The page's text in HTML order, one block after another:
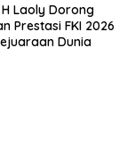
Laoly Dorong
Prestasi FKI 2026
Dunia